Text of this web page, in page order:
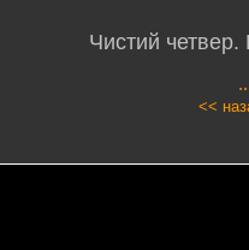
Чистий четвер.
<<